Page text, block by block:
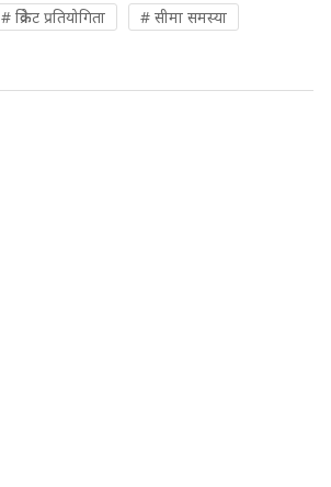
# क्रिकेट प्रतियोगिता # सीमा समस्या